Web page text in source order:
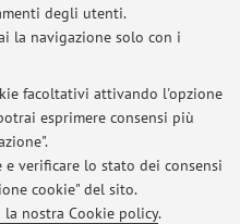
degli utenti.
la navigazione solo con i
facoltativi attivando l'opzione
esprimere consensi più
verificare lo stato dei consensi
cookie" del sito.
la nostra Cookie policy.
presenti avvisi.